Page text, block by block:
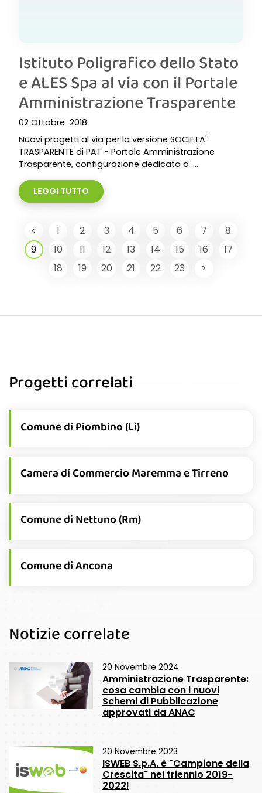
Istituto Poligrafico dello Stato
e ALES Spa al via con il Portale
Amministrazione Trasparente
02 Ottobre 2018
Nuovi progetti al via per la versione SOCIETA'
TRASPARENTE di PAT - Portale Amministrazione
Trasparente, configurazione dedicata a ....
LEGGI TUTTO
< 1 2 3 4 5 6 7
8
9
10 11 12 13 14 15 16
17
18
19 20 21 22 23 >
Progetti correlati
Comune di Piombino (Li)
Camera di Commercio Maremma e Tirreno
Comune di Nettuno (Rm)
Comune di Ancona
Notizie correlate
20 Novembre 2024
Amministrazione Trasparente:
cosa cambia con i nuovi
Schemi di Pubblicazione
approvati da ANAC
20 Novembre 2023
ISWEB S.p.A. è "Campione della
Crescita" nel triennio 2019-
2022!